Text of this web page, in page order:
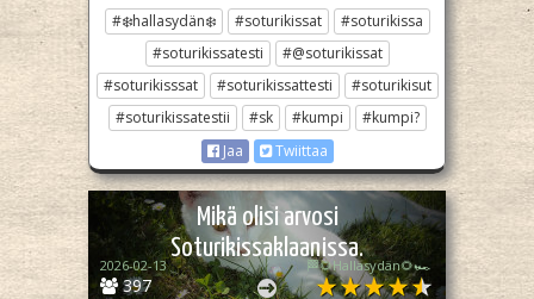
#❄️hallasydän❄️ #soturikissat
#soturikissa
#soturikissatesti
#@soturikissat
#soturikisssat
#soturikissattesti
#soturikisut
#soturikissatestii
#sk #kumpi
#kumpi?
Jaa
Twiittaa
Mikä olisi arvosi
Soturikissaklaanissa.
397
2026-02-13 🏁🌻Hallasydän🌻🏎️